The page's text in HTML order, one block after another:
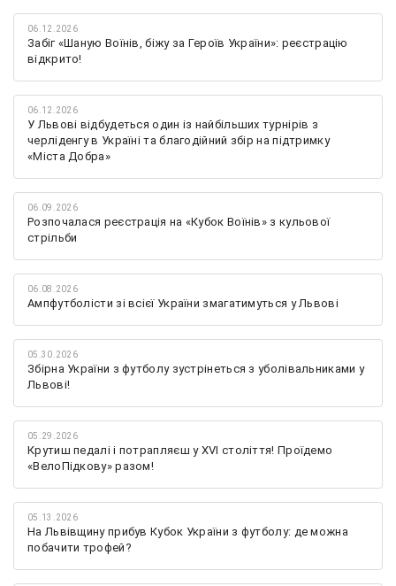
06.12.2026
Забіг «Шаную Воїнів, біжу за Героїв України»: реєстрацію
відкрито!
06.12.2026
У Львові відбудеться один із найбільших турнірів з
черліденгу в Україні та благодійний збір на підтримку
«Міста Добра»
06.09.2026
Розпочалася реєстрація на «Кубок Воїнів» з кульової
стрільби
06.08.2026
Ампфутболісти зі всієї України змагатимуться у Львові
05.30.2026
Збірна України з футболу зустрінеться з уболівальниками у
Львові!
05.29.2026
Крутиш педалі і потрапляєш у XVI століття! Проїдемо
«ВелоПідкову» разом!
05.13.2026
На Львівщину прибув Кубок України з футболу: де можна
побачити трофей?